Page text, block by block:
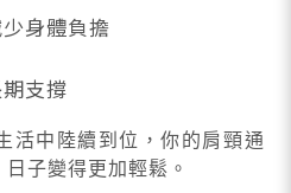
身體負擔
支撐
活中陸續到位，你的肩頸通
子變得更加輕鬆。